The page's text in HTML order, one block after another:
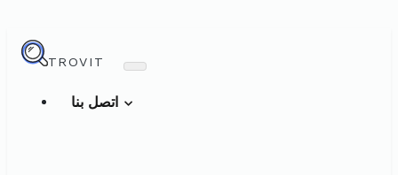
TROVIT